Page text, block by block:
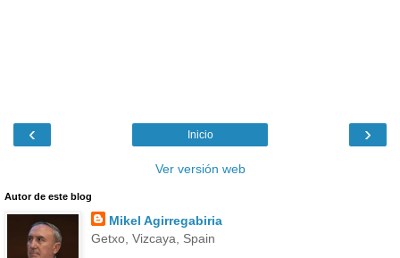
‹ ›
Inicio
Ver versión web
Autor de este blog
Mikel Agirregabiria
Getxo, Vizcaya, Spain